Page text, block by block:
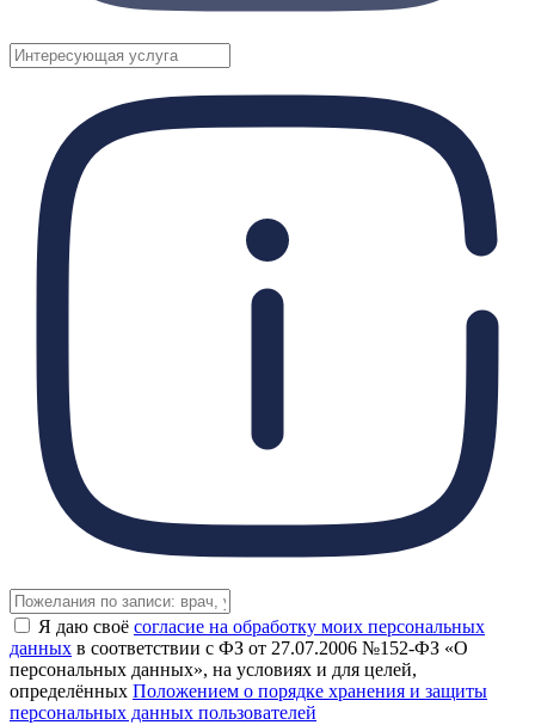
Я даю своё согласие на обработку моих персональных
данных в соответствии с ФЗ от 27.07.2006 №152-ФЗ «О
персональных данных», на условиях и для целей,
определённых Положением о порядке хранения и защиты
персональных данных пользователей